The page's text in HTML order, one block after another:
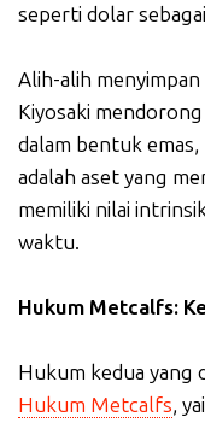
seperti dolar
Alih-alih
Kiyosaki
dalam bentuk
adalah aset yang
memiliki nilai
waktu.
Hukum Metcalfs:
Hukum kedua yang
Hukum Metcalfs,